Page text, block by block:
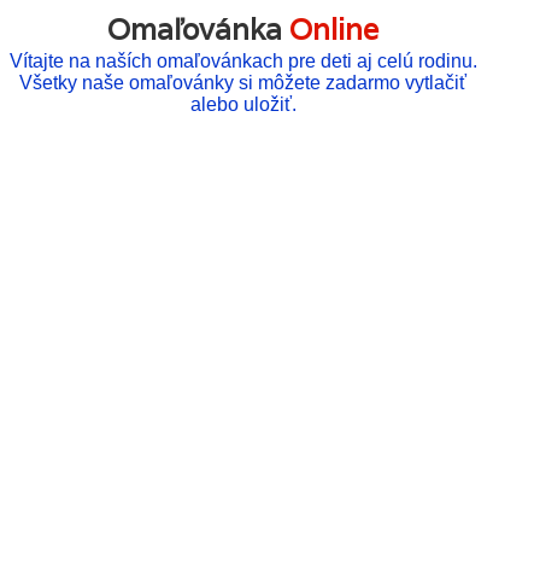
Omaľovánka Online
Vítajte na naších omaľovánkach pre deti aj celú rodinu.
Všetky naše omaľovánky si môžete zadarmo vytlačiť
alebo uložiť.